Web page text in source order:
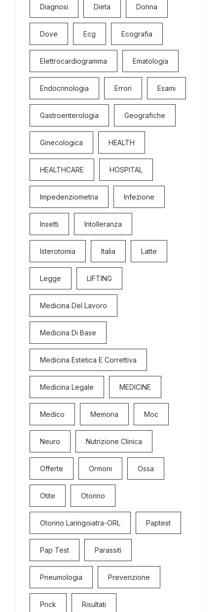
Diagnosi Dieta Donna
Dove Ecg Ecografia
Elettrocardiogramma Ematologia
Endocrinologia Errori Esami
Gastroenterologia Geografiche
Ginecologica HEALTH
HEALTHCARE HOSPITAL
Impedenziometria Infezione
Insetti Intolleranza
Isterotomia Italia Latte
Legge LIFTING
Medicina Del Lavoro
Medicina Di Base
Medicina Estetica E Correttiva
Medicina Legale MEDICINE
Medico Memoria Moc
Neuro Nutrizione Clinica
Offerte Ormoni Ossa
Otite Otorino
Otorino Laringoiatra-ORL Paptest
Pap Test Parassiti
Pneumologia Prevenzione
Prick Risultati